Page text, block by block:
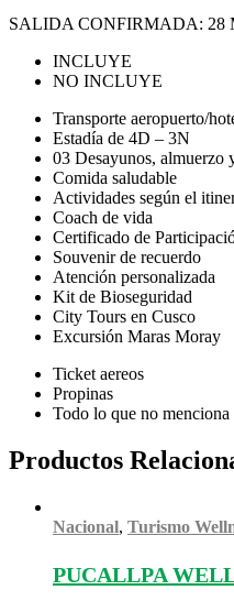
SALIDA CONFIRMADA: 28
INCLUYE
NO INCLUYE
Transporte aeropuerto/
Estadía de 4D – 3N
03 Desayunos, almuerzo
Comida saludable
Actividades según el
Coach de vida
Certificado de
Souvenir de recuerdo
Atención personalizada
Kit de Bioseguridad
City Tours en Cusco
Excursión Maras Moray
Ticket aereos
Propinas
Todo lo que no
Productos
Nacional, Turismo
PUCALLPA